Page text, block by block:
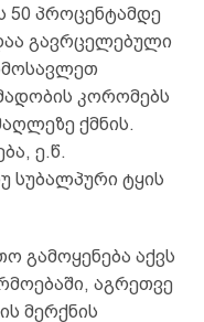
50 პროცენტამდე
გავრცელებული
კორომებს
ქმნის.
ე.წ.
სუბალპური ტყის
გამოყენება აქვს
აგრეთვე
მერქნის